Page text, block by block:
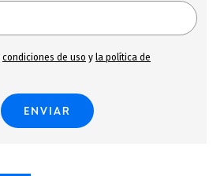
condiciones de uso y la política de